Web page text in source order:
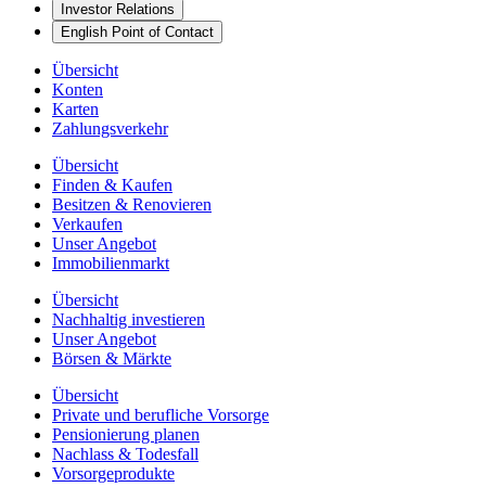
Investor Relations
English Point of Contact
Übersicht
Konten
Karten
Zahlungsverkehr
Übersicht
Finden & Kaufen
Besitzen & Renovieren
Verkaufen
Unser Angebot
Immobilienmarkt
Übersicht
Nachhaltig investieren
Unser Angebot
Börsen & Märkte
Übersicht
Private und berufliche Vorsorge
Pensionierung planen
Nachlass & Todesfall
Vorsorgeprodukte